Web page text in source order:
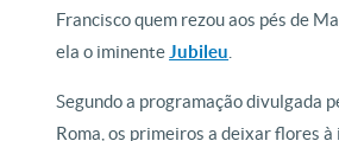
Francisco quem rezou aos pés de
ela o iminente Jubileu
Segundo a programação divulgada
Roma, os primeiros a deixar flores à